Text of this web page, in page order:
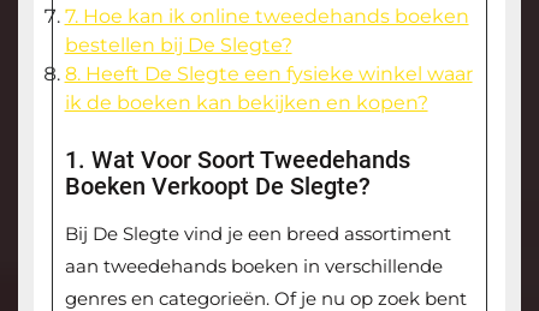
7. Hoe kan ik online tweedehands boeken
bestellen bij De Slegte?
8. Heeft De Slegte een fysieke winkel waar
ik de boeken kan bekijken en kopen?
1. Wat Voor Soort Tweedehands
Boeken Verkoopt De Slegte?
Bij De Slegte vind je een breed assortiment
aan tweedehands boeken in verschillende
genres en categorieën. Of je nu op zoek bent